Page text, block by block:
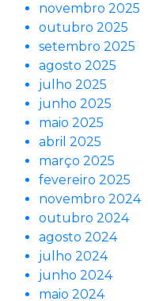
novembro 2025
outubro 2025
setembro 2025
agosto 2025
julho 2025
junho 2025
maio 2025
abril 2025
março 2025
fevereiro 2025
novembro 2024
outubro 2024
agosto 2024
julho 2024
junho 2024
maio 2024